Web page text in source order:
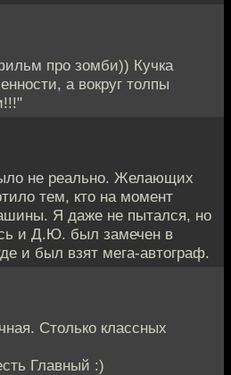
про зомби)) Кучка
а вокруг толпы
не реально. Желающих
тем, кто на момент
Я даже не пытался, но
и Д.Ю. был замечен в
и был взят мега-автограф.
Столько классных
Главный :)